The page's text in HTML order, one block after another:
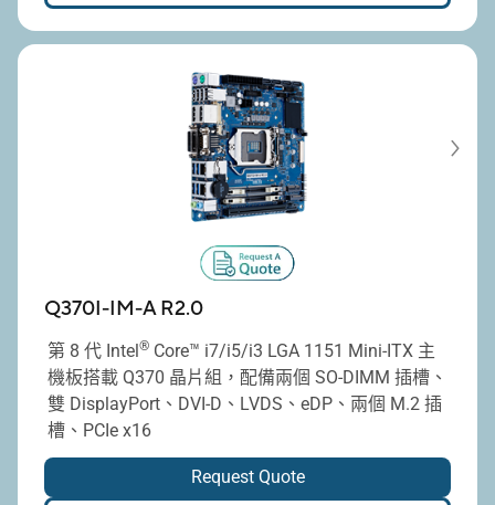
Q370I-IM-A R2.0
第 8 代 Intel® Core™ i7/i5/i3 LGA 1151 Mini-ITX 主
機板搭載 Q370 晶片組，配備兩個 SO-DIMM 插槽、
雙 DisplayPort、DVI-D、LVDS、eDP、兩個 M.2 插
槽、PCIe x16
Request Quote